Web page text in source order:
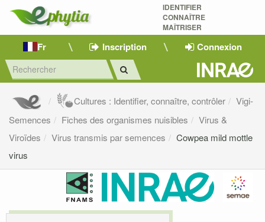
IDENTIFIER
CONNAÎTRE
MAÎTRISER
Fr Inscription Connexion
Cultures : Identifier, connaître, contrôler
Vigi-
Semences
Fiches des organismes nuisibles
Virus &
Viroïdes
Virus transmis par semences
Cowpea mild mottle
virus